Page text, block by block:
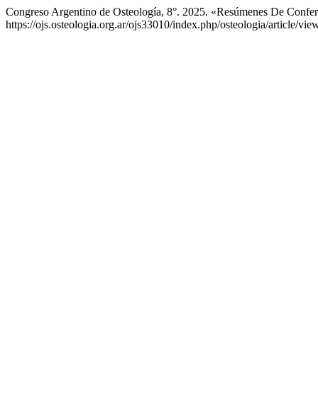
Congreso Argentino de Osteología, 8°. 2025. «Resúmenes De
https://ojs.osteologia.org.ar/ojs33010/index.php/osteologia/article/